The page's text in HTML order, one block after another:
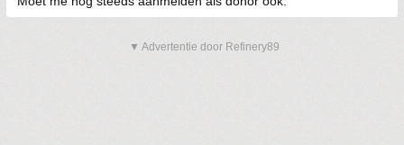
▼ Advertentie door Refinery89